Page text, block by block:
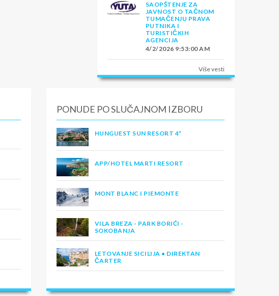
SAOPŠTENJE ZA
JAVNOST O TAČNOM
TUMAČENJU PRAVA
PUTNIKA I
TURISTIČKIH
AGENCIJA
4/2/2026 9:53:00 AM
Više vesti
PONUDE PO SLUČAJNOM IZBORU
HUNGUEST SUN RESORT 4*
APP/HOTEL MARTI RESORT
MONT BLANC I PIEMONTE
VILA BREZA - PARK BORIĆI -
SOKOBANJA
LETOVANJE SICILIJA • DIREKTAN
ČARTER